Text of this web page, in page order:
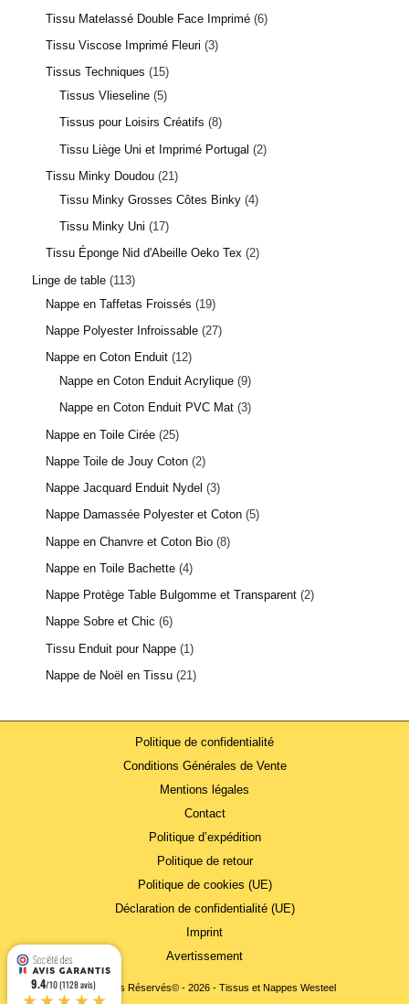
Tissu Matelassé Double Face Imprimé 6
Tissu Viscose Imprimé Fleuri 3
Tissus Techniques
15
Tissus Vlieseline 5
Tissus pour Loisirs Créatifs 8
Tissu Liège Uni et Imprimé Portugal
2
Tissu Minky Doudou 21
Tissu Minky Grosses Côtes Binky 4
Tissu Minky Uni
17
Tissu Éponge Nid d'Abeille Oeko Tex 2
Linge de table 113
Nappe en Taffetas Froissés
19
Nappe Polyester Infroissable 27
Nappe en Coton Enduit 12
Nappe en Coton Enduit Acrylique 9
Nappe en Coton Enduit PVC Mat 3
Nappe en Toile Cirée 25
Nappe Toile de Jouy Coton 2
Nappe Jacquard Enduit Nydel
3
Nappe Damassée Polyester et Coton 5
Nappe en Chanvre et Coton Bio 8
Nappe en Toile Bachette 4
Nappe Protège Table Bulgomme et Transparent 2
Nappe Sobre et Chic 6
Tissu Enduit pour Nappe 1
Nappe de Noël en Tissu 21
Politique de confidentialité
Conditions Générales de Vente
Mentions légales
Contact
Politique d’expédition
Politique de retour
Politique de cookies (UE)
Déclaration de confidentialité (UE)
Imprint
Avertissement
Tous Droits Réservés© - 2026 - Tissus et Nappes Westeel
9.4/10 (1128 avis)
★★★★★